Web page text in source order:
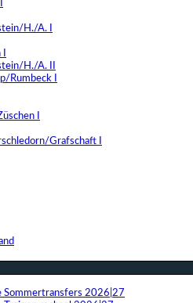
H./A. I
H./A. II
Rumbeck I
I
Grafschaft I
Sommertransfers 2026|27